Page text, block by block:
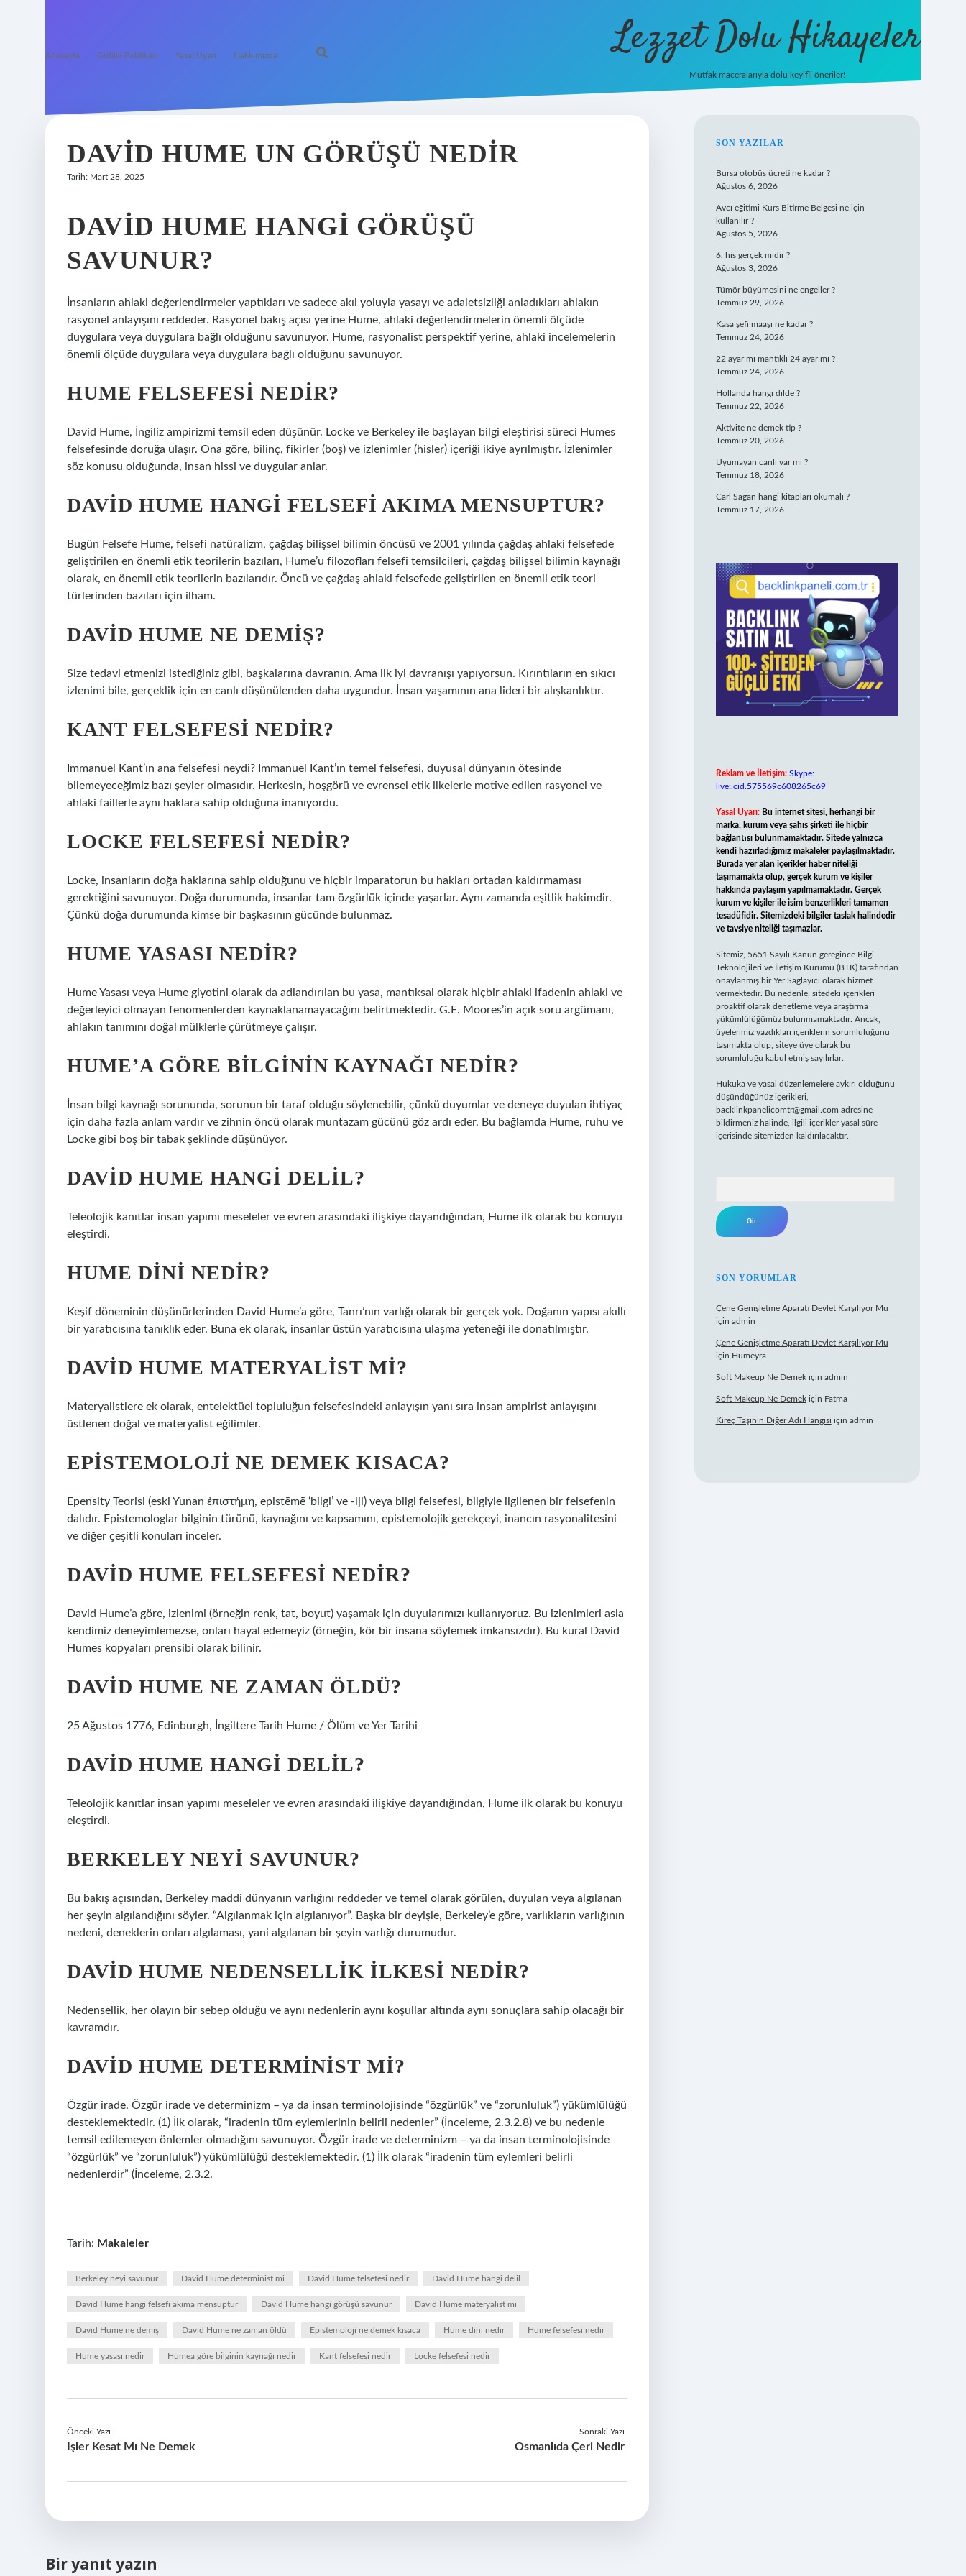
Anasayfa Gizlilik Politikası Yasal Uyarı Hakkımızda Lezzet Dolu Hikayeler
Mutfak maceralarıyla dolu keyifli öneriler!
DAVID HUME UN GÖRÜŞÜ NEDIR
Tarih: Mart 28, 2025
DAVID HUME HANGI GÖRÜŞÜ
SAVUNUR?
İnsanların ahlaki değerlendirmeler yaptıkları ve sadece akıl yoluyla yasayı ve adaletsizliği anladıkları ahlakın
rasyonel anlayışını reddeder. Rasyonel bakış açısı yerine Hume, ahlaki değerlendirmelerin önemli ölçüde
duygulara veya duygulara bağlı olduğunu savunuyor. Hume, rasyonalist perspektif yerine, ahlaki incelemelerin
önemli ölçüde duygulara veya duygulara bağlı olduğunu savunuyor.
HUME FELSEFESI NEDIR?
David Hume, İngiliz ampirizmi temsil eden düşünür. Locke ve Berkeley ile başlayan bilgi eleştirisi süreci Humes
felsefesinde doruğa ulaşır. Ona göre, bilinç, fikirler (boş) ve izlenimler (hisler) içeriği ikiye ayrılmıştır. İzlenimler
söz konusu olduğunda, insan hissi ve duygular anlar.
DAVID HUME HANGI FELSEFI AKIMA MENSUPTUR?
Bugün Felsefe Hume, felsefi natüralizm, çağdaş bilişsel bilimin öncüsü ve 2001 yılında çağdaş ahlaki felsefede
geliştirilen en önemli etik teorilerin bazıları, Hume’u filozofları felsefi temsilcileri, çağdaş bilişsel bilimin kaynağı
olarak, en önemli etik teorilerin bazılarıdır. Öncü ve çağdaş ahlaki felsefede geliştirilen en önemli etik teori
türlerinden bazıları için ilham.
DAVID HUME NE DEMIŞ?
Size tedavi etmenizi istediğiniz gibi, başkalarına davranın. Ama ilk iyi davranışı yapıyorsun. Kırıntıların en sıkıcı
izlenimi bile, gerçeklik için en canlı düşünülenden daha uygundur. İnsan yaşamının ana lideri bir alışkanlıktır.
KANT FELSEFESI NEDIR?
Immanuel Kant’ın ana felsefesi neydi? Immanuel Kant’ın temel felsefesi, duyusal dünyanın ötesinde
bilemeyeceğimiz bazı şeyler olmasıdır. Herkesin, hoşgörü ve evrensel etik ilkelerle motive edilen rasyonel ve
ahlaki faillerle aynı haklara sahip olduğuna inanıyordu.
LOCKE FELSEFESI NEDIR?
Locke, insanların doğa haklarına sahip olduğunu ve hiçbir imparatorun bu hakları ortadan kaldırmaması
gerektiğini savunuyor. Doğa durumunda, insanlar tam özgürlük içinde yaşarlar. Aynı zamanda eşitlik hakimdir.
Çünkü doğa durumunda kimse bir başkasının gücünde bulunmaz.
HUME YASASI NEDIR?
Hume Yasası veya Hume giyotini olarak da adlandırılan bu yasa, mantıksal olarak hiçbir ahlaki ifadenin ahlaki ve
değerleyici olmayan fenomenlerden kaynaklanamayacağını belirtmektedir. G.E. Moores’in açık soru argümanı,
ahlakın tanımını doğal mülklerle çürütmeye çalışır.
HUME’A GÖRE BILGININ KAYNAĞI NEDIR?
İnsan bilgi kaynağı sorununda, sorunun bir taraf olduğu söylenebilir, çünkü duyumlar ve deneye duyulan ihtiyaç
için daha fazla anlam vardır ve zihnin öncü olarak muntazam gücünü göz ardı eder. Bu bağlamda Hume, ruhu ve
Locke gibi boş bir tabak şeklinde düşünüyor.
DAVID HUME HANGI DELIL?
Teleolojik kanıtlar insan yapımı meseleler ve evren arasındaki ilişkiye dayandığından, Hume ilk olarak bu konuyu
eleştirdi.
HUME DINI NEDIR?
Keşif döneminin düşünürlerinden David Hume’a göre, Tanrı’nın varlığı olarak bir gerçek yok. Doğanın yapısı akıllı
bir yaratıcısına tanıklık eder. Buna ek olarak, insanlar üstün yaratıcısına ulaşma yeteneği ile donatılmıştır.
DAVID HUME MATERYALIST MI?
Materyalistlere ek olarak, entelektüel topluluğun felsefesindeki anlayışın yanı sıra insan ampirist anlayışını
üstlenen doğal ve materyalist eğilimler.
EPISTEMOLOJI NE DEMEK KISACA?
Epensity Teorisi (eski Yunan ἐπιστήμη, epistēmē ‘bilgi’ ve -lji) veya bilgi felsefesi, bilgiyle ilgilenen bir felsefenin
dalıdır. Epistemologlar bilginin türünü, kaynağını ve kapsamını, epistemolojik gerekçeyi, inancın rasyonalitesini
ve diğer çeşitli konuları inceler.
DAVID HUME FELSEFESI NEDIR?
David Hume’a göre, izlenimi (örneğin renk, tat, boyut) yaşamak için duyularımızı kullanıyoruz. Bu izlenimleri asla
kendimiz deneyimlemezse, onları hayal edemeyiz (örneğin, kör bir insana söylemek imkansızdır). Bu kural David
Humes kopyaları prensibi olarak bilinir.
DAVID HUME NE ZAMAN ÖLDÜ?
25 Ağustos 1776, Edinburgh, İngiltere Tarih Hume / Ölüm ve Yer Tarihi
DAVID HUME HANGI DELIL?
Teleolojik kanıtlar insan yapımı meseleler ve evren arasındaki ilişkiye dayandığından, Hume ilk olarak bu konuyu
eleştirdi.
BERKELEY NEYI SAVUNUR?
Bu bakış açısından, Berkeley maddi dünyanın varlığını reddeder ve temel olarak görülen, duyulan veya algılanan
her şeyin algılandığını söyler. “Algılanmak için algılanıyor”. Başka bir deyişle, Berkeley’e göre, varlıkların varlığının
nedeni, deneklerin onları algılaması, yani algılanan bir şeyin varlığı durumudur.
DAVID HUME NEDENSELLIK ILKESI NEDIR?
Nedensellik, her olayın bir sebep olduğu ve aynı nedenlerin aynı koşullar altında aynı sonuçlara sahip olacağı bir
kavramdır.
DAVID HUME DETERMINIST MI?
Özgür irade. Özgür irade ve determinizm – ya da insan terminolojisinde “özgürlük” ve “zorunluluk”) yükümlülüğü
desteklemektedir. (1) İlk olarak, “iradenin tüm eylemlerinin belirli nedenler” (İnceleme, 2.3.2.8) ve bu nedenle
temsil edilemeyen önlemler olmadığını savunuyor. Özgür irade ve determinizm – ya da insan terminolojisinde
“özgürlük” ve “zorunluluk”) yükümlülüğü desteklemektedir. (1) İlk olarak “iradenin tüm eylemleri belirli
nedenlerdir” (İnceleme, 2.3.2.
Tarih: Makaleler
Berkeley neyi savunur David Hume determinist mi David Hume felsefesi nedir David Hume hangi delil
David Hume hangi felsefi akıma mensuptur David Hume hangi görüşü savunur David Hume materyalist mi
David Hume ne demiş David Hume ne zaman öldü Epistemoloji ne demek kısaca Hume dini nedir Hume felsefesi nedir
Hume yasası nedir Humea göre bilginin kaynağı nedir Kant felsefesi nedir Locke felsefesi nedir
Önceki Yazı
Işler Kesat Mı Ne Demek
Sonraki Yazı
Osmanlıda Çeri Nedir
Bir yanıt yazın
SIDEBAR
SON YAZILAR
Bursa otobüs ücreti ne kadar ?
Ağustos 6, 2026
Avcı eğitimi Kurs Bitirme Belgesi ne için
kullanılır ?
Ağustos 5, 2026
6. his gerçek midir ?
Ağustos 3, 2026
Tümör büyümesini ne engeller ?
Temmuz 29, 2026
Kasa şefi maaşı ne kadar ?
Temmuz 24, 2026
22 ayar mı mantıklı 24 ayar mı ?
Temmuz 24, 2026
Hollanda hangi dilde ?
Temmuz 22, 2026
Aktivite ne demek tip ?
Temmuz 20, 2026
Uyumayan canlı var mı ?
Temmuz 18, 2026
Carl Sagan hangi kitapları okumalı ?
Temmuz 17, 2026
Reklam ve İletişim: Skype:
live:.cid.575569c608265c69
Yasal Uyarı: Bu internet sitesi, herhangi bir
marka, kurum veya şahıs şirketi ile hiçbir
bağlantısı bulunmamaktadır. Sitede yalnızca
kendi hazırladığımız makaleler paylaşılmaktadır.
Burada yer alan içerikler haber niteliği
taşımamakta olup, gerçek kurum ve kişiler
hakkında paylaşım yapılmamaktadır. Gerçek
kurum ve kişiler ile isim benzerlikleri tamamen
tesadüfidir. Sitemizdeki bilgiler taslak halindedir
ve tavsiye niteliği taşımazlar.
Sitemiz, 5651 Sayılı Kanun gereğince Bilgi
Teknolojileri ve İletişim Kurumu (BTK) tarafından
onaylanmış bir Yer Sağlayıcı olarak hizmet
vermektedir. Bu nedenle, sitedeki içerikleri
proaktif olarak denetleme veya araştırma
yükümlülüğümüz bulunmamaktadır. Ancak,
üyelerimiz yazdıkları içeriklerin sorumluluğunu
taşımakta olup, siteye üye olarak bu
sorumluluğu kabul etmiş sayılırlar.
Hukuka ve yasal düzenlemelere aykırı olduğunu
düşündüğünüz içerikleri,
backlinkpanelicomtr@gmail.com adresine
bildirmeniz halinde, ilgili içerikler yasal süre
içerisinde sitemizden kaldırılacaktır.
SON YORUMLAR
Çene Genişletme Aparatı Devlet Karşılıyor Mu
için admin
Çene Genişletme Aparatı Devlet Karşılıyor Mu
için Hümeyra
Soft Makeup Ne Demekiçin admin
Soft Makeup Ne Demekiçin Fatma
Kireç Taşının Diğer Adı Hangisi için admin